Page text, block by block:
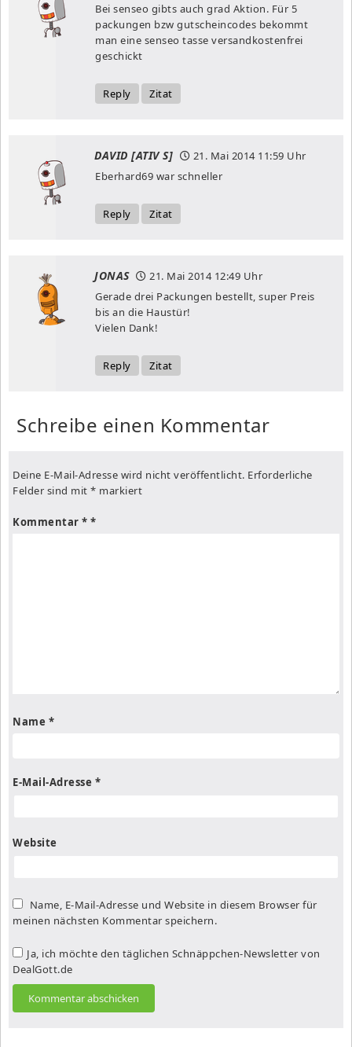
Bei senseo gibts auch grad Aktion. Für 5
packungen bzw gutscheincodes bekommt
man eine senseo tasse versandkostenfrei
geschickt
Reply Zitat
DAVID [ATIV S] 21. Mai 201411:59 Uhr
Eberhard69 war schneller
Reply Zitat
JONAS 21. Mai 201412:49 Uhr
Gerade drei Packungen bestellt, super Preis
bis an die Haustür!
Vielen Dank!
Reply Zitat
Schreibe einen Kommentar
Deine E-Mail-Adresse wird nicht veröffentlicht. Erforderliche
Felder sind mit * markiert
Kommentar *
Name *
E-Mail-Adresse *
Website
Name, E-Mail-Adresse und Website in diesem Browser für
meinen nächsten Kommentar speichern.
Ja, ich möchte den täglichen Schnäppchen-Newsletter von
DealGott.de